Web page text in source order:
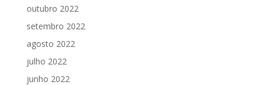
outubro 2022
setembro 2022
agosto 2022
julho 2022
junho 2022